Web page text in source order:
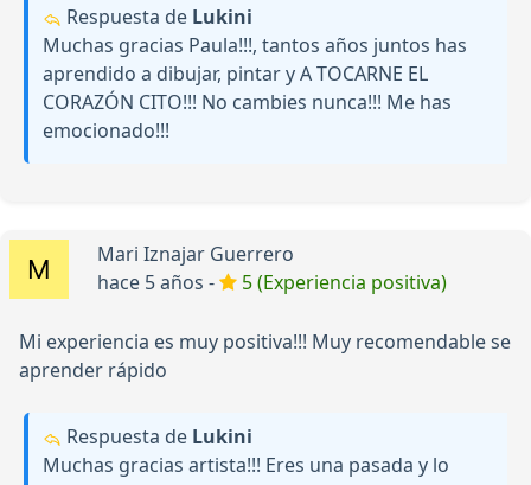
Respuesta de Lukini
Muchas gracias Paula!!!, tantos años juntos has
aprendido a dibujar, pintar y A TOCARNE EL
CORAZÓN CITO!!! No cambies nunca!!! Me has
emocionado!!!
Mari Iznajar Guerrero
hace 5 años -
5 (Experiencia positiva)
Mi experiencia es muy positiva!!! Muy recomendable se
aprender rápido
Respuesta de Lukini
Muchas gracias artista!!! Eres una pasada y lo